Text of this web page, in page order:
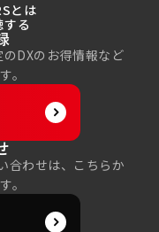
とは
る
DXのお得情報など
。
合わせは、こちらか
。